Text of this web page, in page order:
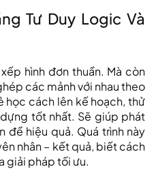
Tư Duy Logic Và
hình đơn thuần. Mà còn
các mảnh với nhau theo
học cách lên kế hoạch, thử
tốt nhất. Sẽ giúp phát
đề hiệu quả. Quá trình này
nhân – kết quả, biết cách
giải pháp tối ưu.